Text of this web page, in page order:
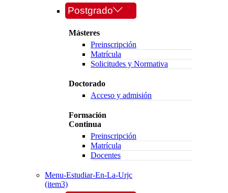
Postgrado
Másteres
Preinscripción
Matrícula
Solicitudes y Normativa
Doctorado
Acceso y admisión
Formación
Continua
Preinscripción
Matrícula
Docentes
Menu-Estudiar-En-La-Urjc
(item3)